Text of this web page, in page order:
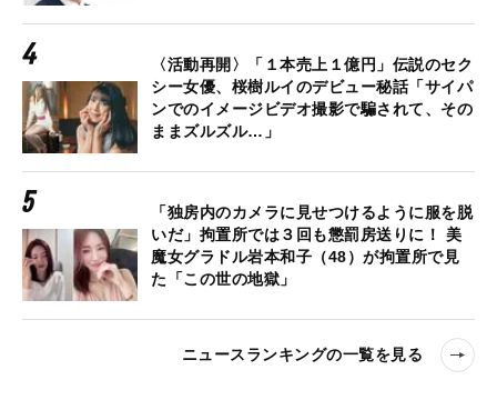
〈活動再開〉「１本売上１億円」伝説のセク
シー女優、桜樹ルイのデビュー秘話「サイパ
ンでのイメージビデオ撮影で騙されて、その
ままズルズル…」
「独房内のカメラに見せつけるように服を脱
いだ」拘置所では３回も懲罰房送りに！ 美
魔女グラドル岩本和子（48）が拘置所で見
た「この世の地獄」
ニュースランキングの一覧を見る